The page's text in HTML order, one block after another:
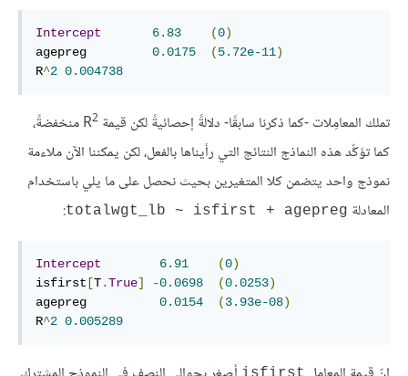
Intercept 6.83 (0)
agepreg 0.0175 (5.72e-11)
R^2 0.004738
تملك المعامِلات -كما ذكرنا سابقًا- دلالةً إحصائيةً لكن قيمة R 2
‎ منخفضةً،
كما تؤكِّد هذه النماذج النتائج التي رأيناها بالفعل، لكن يمكننا الآن ملاءمة
نموذج واحد يتضمن كلا المتغيرين بحيث نحصل على ما يلي باستخدام
المعادلة totalwgt_lb ~ isfirst + agepreg
:
Intercept 6.91 (0)
isfirst [T.True] -0.0698 (0.0253)
agepreg 0.0154 (3.93e-08)
R^2 0.005289